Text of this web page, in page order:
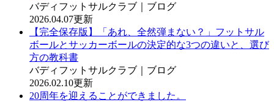
バディフットサルクラブ｜ブログ
2026.04.07更新
【完全保存版】「あれ、全然弾まない？」フットサル
ボールとサッカーボールの決定的な3つの違いと、選び
方の教科書
バディフットサルクラブ｜ブログ
2026.02.10更新
20周年を迎えることができました。